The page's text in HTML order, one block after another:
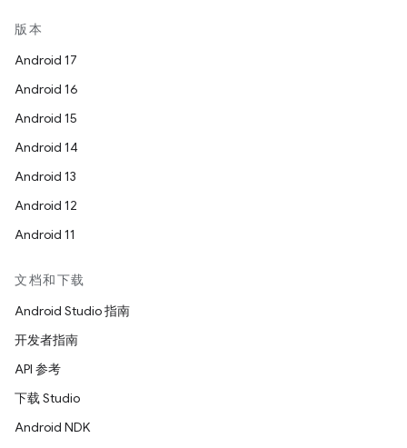
版本
Android 17
Android 16
Android 15
Android 14
Android 13
Android 12
Android 11
文档和下载
Android Studio 指南
开发者指南
API 参考
下载 Studio
Android NDK